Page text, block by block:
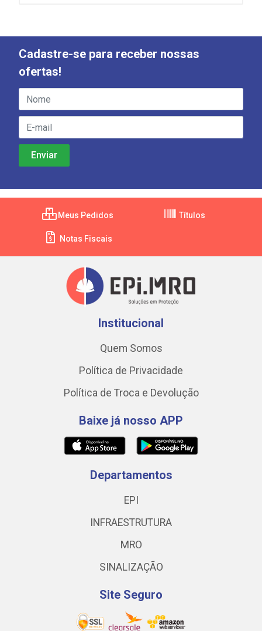
Cadastre-se para receber nossas
ofertas!
Meus Pedidos Títulos
Notas Fiscais
Institucional
Quem Somos
Política de Privacidade
Política de Troca e Devolução
Baixe já nosso APP
Departamentos
EPI
INFRAESTRUTURA
MRO
SINALIZAÇÃO
Site Seguro